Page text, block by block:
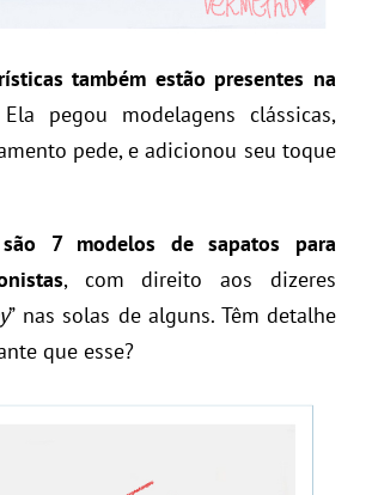
também estão presentes na
pegou modelagens clássicas,
pede, e adicionou seu toque
7 modelos de sapatos para
, com direito aos dizeres
” nas solas de alguns. Têm detalhe
que esse?